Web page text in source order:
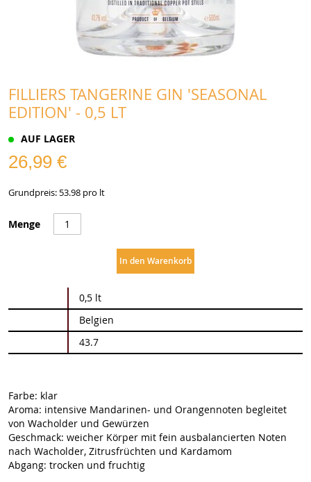
FILLIERS TANGERINE GIN 'SEASONAL
EDITION' - 0,5 LT
AUF LAGER
26,99 €
Grundpreis: 53.98 pro lt
Menge
In den Warenkorb
Informationen
0,5 lt
Belgien
43.7
Farbe: klar
Aroma: intensive Mandarinen- und Orangennoten begleitet
von Wacholder und Gewürzen
Geschmack: weicher Körper mit fein ausbalancierten Noten
nach Wacholder, Zitrusfrüchten und Kardamom
Abgang: trocken und fruchtig